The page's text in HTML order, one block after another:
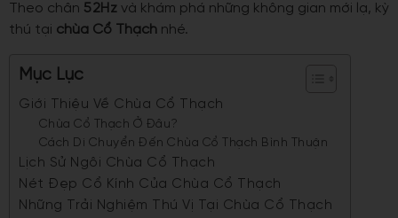
Theo chân 52Hz và khám phá những không gian mới lạ, kỳ
thú tại chùa Cổ Thạch nhé.
Mục Lục
Giới Thiệu Về Chùa Cổ Thạch
Chùa Cổ Thạch Ở Đâu?
Cách Di Chuyển Đến Chùa Cổ Thạch Bình Thuận
Lịch Sử Ngôi Chùa Cổ Thạch
Nét Đẹp Cổ Kính Của Chùa Cổ Thạch
Những Trải Nghiệm Thú Vị Tại Chùa Cổ Thạch